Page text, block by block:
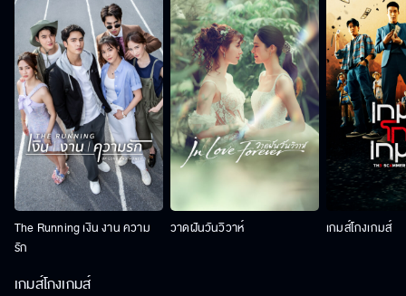
The Running เงิน งาน ความ
รัก
วาดฝันวันวิวาห์ เกมส์โกงเกมส์
เกมส์โกงเกมส์